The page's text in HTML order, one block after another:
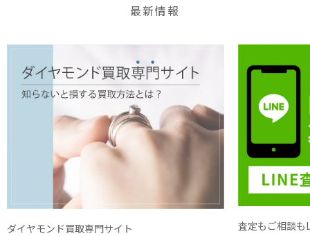
最新情報
ダイヤモンド買取専門サイト 査定もご相談も